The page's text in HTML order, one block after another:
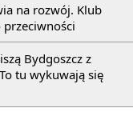
na rozwój. Klub
Bydgoszcz z
tu wykuwają się